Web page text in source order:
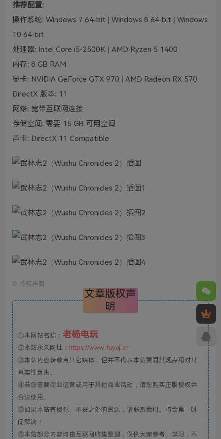
推荐配置:
操作系统: Windows 7 64-bit | Windows 8 64-bit | Windows
10 64-bit
处理器: Intel Core i5-2500K | AMD Ryzen 5 1400
内存: 8 GB RAM
显卡: NVIDIA GeForce GTX 970 | AMD Radeon RX 570
DirectX 版本: 11
网络: 宽带互联网连接
存储空间: 需要 15 GB 可用空间
声卡: DirectX 11 Compatible
© 版权声明
文章版权声
明
①本网站名称： 老杨电玩
②本站永久网址： https://www.fuyej.cn
③本站内容转载自其它媒体，但并不代表本站赞同其观点和对其
真实性负责。
④若您需要商业运营或用于其他商业活动，请您购买正版授权并
合法使用。
⑤如果本站有侵犯、不妥之处的资源，请联系我们。将会第一时
间解决！
⑥本站部分内容均由互联网收集整理，仅供大家参考、学习，不